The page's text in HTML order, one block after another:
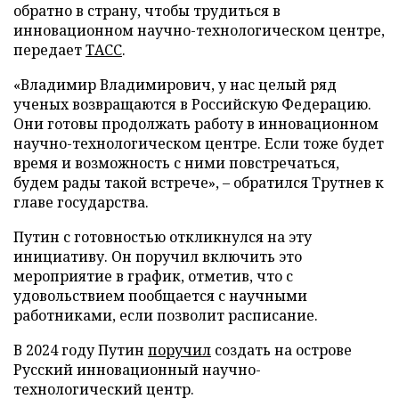
обратно в страну, чтобы трудиться в
инновационном научно-технологическом центре,
передаетТАСС.
«Владимир Владимирович, у нас целый ряд
ученых возвращаются в Российскую Федерацию.
Они готовы продолжать работу в инновационном
научно-технологическом центре. Если тоже будет
время и возможность с ними повстречаться,
будем рады такой встрече», – обратился Трутнев к
главе государства.
Путин с готовностью откликнулся на эту
инициативу. Он поручил включить это
мероприятие в график, отметив, что с
удовольствием пообщается с научными
работниками, если позволит расписание.
В 2024 году Путин поручил создать на острове
Русский инновационный научно-
технологический центр.